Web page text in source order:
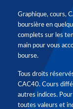
Graphique, cours,
boursière en
complets sur les
main pour vous
bourse.
Tous droits
CAC40. Cours
autres indices.
toutes valeurs et